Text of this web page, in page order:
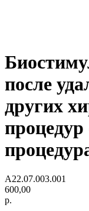
после
других
процедур
А22.07.003.001
600,00
р.